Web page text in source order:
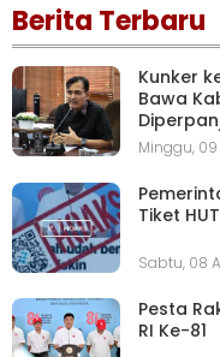
Berita Terbaru
Kunker
Bawa
Minggu, 09
Tiket
Sabtu, 08
Pesta
RI Ke-81